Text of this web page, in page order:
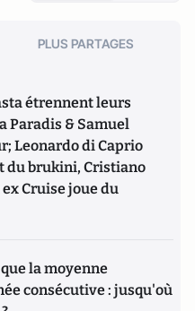
PLUS PARTAGES
étrennent leurs
Paradis & Samuel
Leonardo di Caprio
du brukini, Cristiano
Cruise joue du
la moyenne
consécutive : jusqu'où